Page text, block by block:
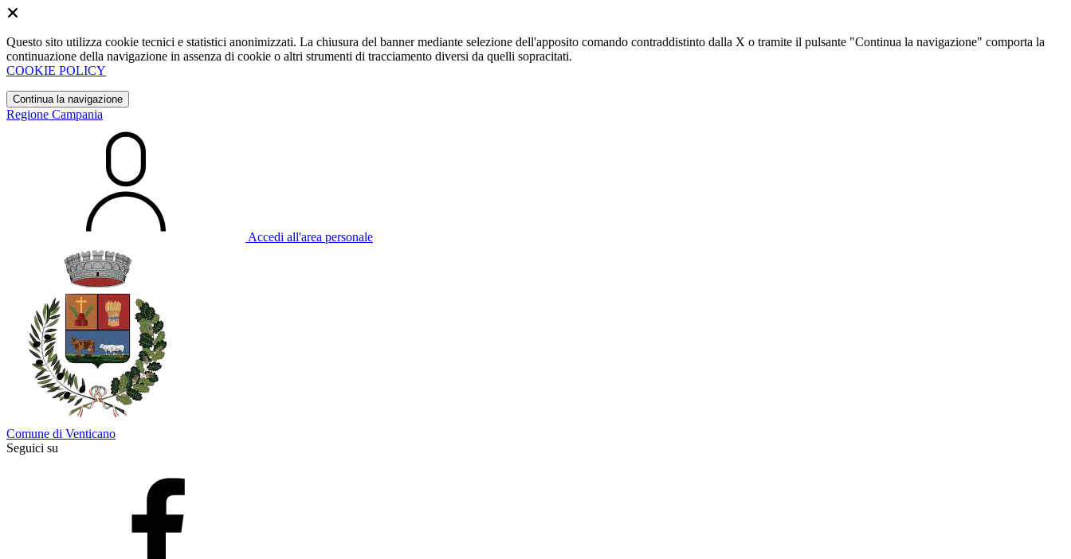
Questo sito utilizza cookie tecnici e statistici anonimizzati. La chiusura del banner mediante selezione dell'apposito comando contraddistinto dalla X o tramite il pulsante "Continua la navigazione" comporta la
continuazione della navigazione in assenza di cookie o altri strumenti di tracciamento diversi da quelli sopracitati.
COOKIE POLICY
Continua la navigazione
Regione Campania
Accedi all'area personale
Comune di Venticano
Seguici su